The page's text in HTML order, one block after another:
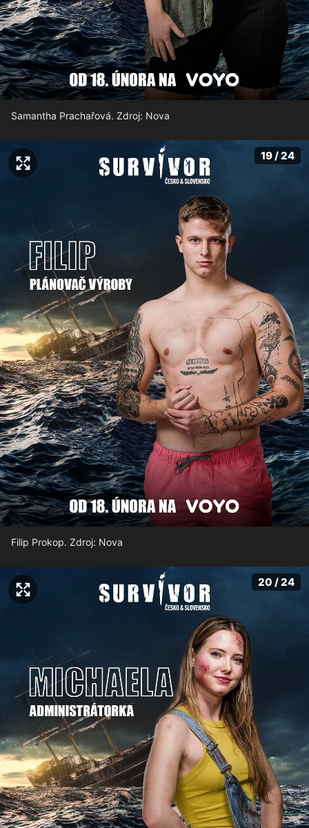
Samantha Prachařová. Zdroj: Nova
19 / 24
Filip Prokop. Zdroj: Nova
20 / 24